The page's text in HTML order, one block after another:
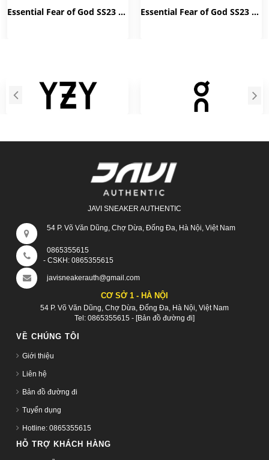
Essential Fear of God SS23 1977 Dark Oatmeal Short Essential Fear of God SS23 1977 Light Oatmeal Short
JAVI SNEAKER AUTHENTIC
54 P. Võ Văn Dũng, Chợ Dừa, Đống Đa, Hà Nội, Việt Nam
0865355615
- CSKH: 0865355615
javisneakerauth@gmail.com
CƠ SỞ 1 - HÀ NỘI
54 P. Võ Văn Dũng, Chợ Dừa, Đống Đa, Hà Nội, Việt Nam
Tel: 0865355615 - [Bản đồ đường đi]
VỀ CHÚNG TÔI
Giới thiệu
Liên hệ
Bản đồ đường đi
Tuyển dụng
Hotline: 0865355615
HỖ TRỢ KHÁCH HÀNG